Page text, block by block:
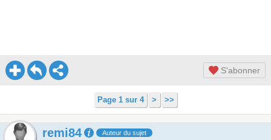
S'abonner
Page 1 sur 4 > >>
remi84 Auteur du sujet